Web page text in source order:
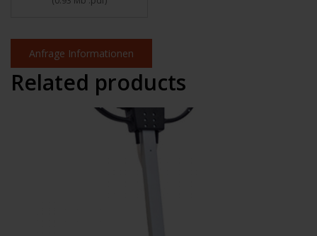
Anfrage Informationen
Related products